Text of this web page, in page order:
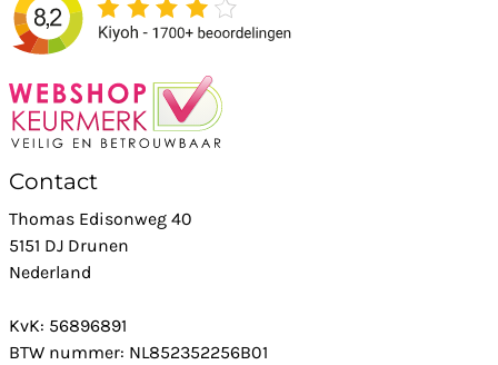
Contact
Thomas Edisonweg 40
5151 DJ Drunen
Nederland
KvK: 56896891
BTW nummer: NL852352256B01